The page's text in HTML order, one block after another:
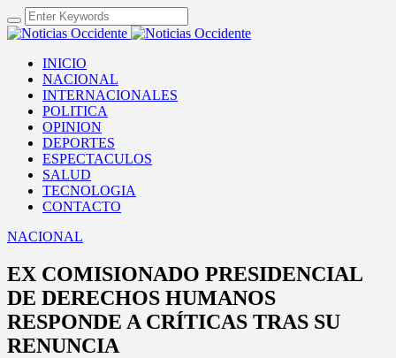
INICIO
NACIONAL
INTERNACIONALES
POLITICA
OPINION
DEPORTES
ESPECTACULOS
SALUD
TECNOLOGIA
CONTACTO
NACIONAL
EX COMISIONADO PRESIDENCIAL
DE DERECHOS HUMANOS
RESPONDE A CRÍTICAS TRAS SU
RENUNCIA